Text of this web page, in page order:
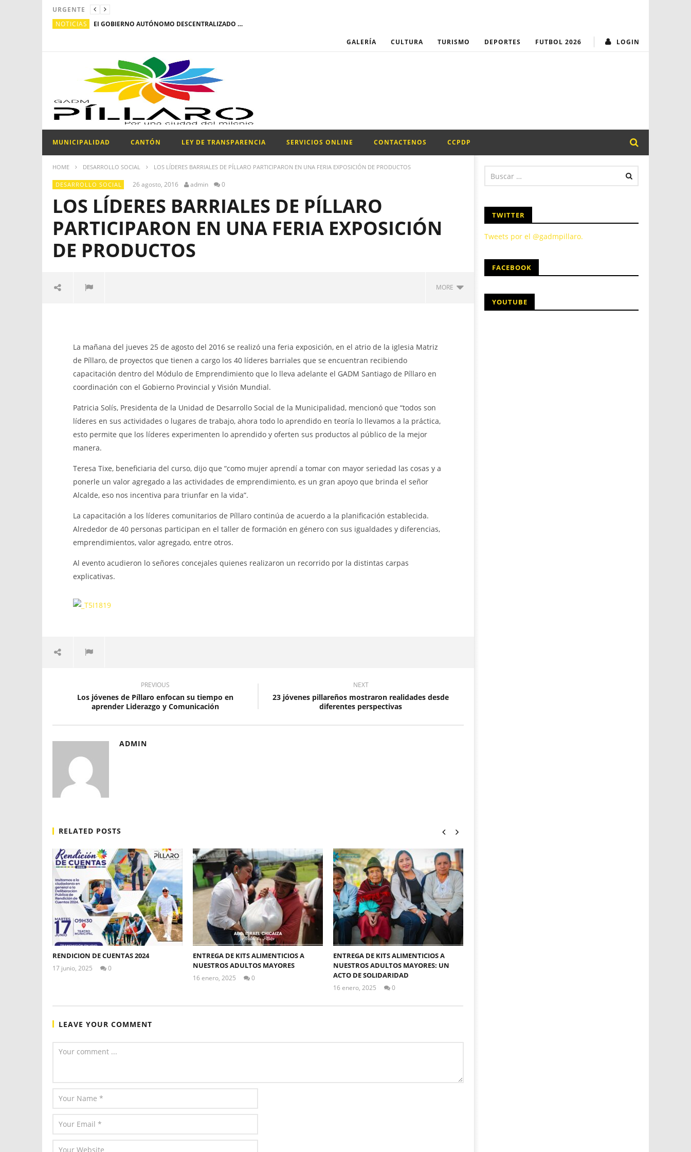
URGENTE
NOTICIAS
El GOBIERNO AUTÓNOMO DESCENTRALIZADO MUNICIPAL DEL CANTÓN SANTIAGO DE PÍLLARO convoca a través del Portal Institucional del Servicio Nacional de Contratación Pública, la participación para el proceso de “CONTRATACIÓN DE UN PROMOTOR PARA LA EJECUCIÓN DEL PROYECTO DE LA CONFRATERNIDAD CULTURAL PILLAREÑA 2026.”
LOGIN
GALERÍA CULTURA TURISMO DEPORTES FUTBOL 2026
MUNICIPALIDAD CANTÓN LEY DE TRANSPARENCIA SERVICIOS ONLINE CONTACTENOS CCPDP
HOME DESARROLLO SOCIAL LOS LÍDERES BARRIALES DE PÍLLARO PARTICIPARON EN UNA FERIA EXPOSICIÓN DE PRODUCTOS
DESARROLLO SOCIAL 26 agosto, 2016 admin 0
LOS LÍDERES BARRIALES DE PÍLLARO
PARTICIPARON EN UNA FERIA EXPOSICIÓN
DE PRODUCTOS
MORE
agosto,
2016
admin
convoca a través del Portal
de Contratación Pública, la
participación para el proceso de
“CONTRATACIÓN DE UN PROMOTOR
PARA LA EJECUCIÓN DEL PROYECTO
DE LA CONFRATERNIDAD CULTURAL
PILLAREÑA 2026.”
26
agosto,
¡Transparencia y participación
La mañana del jueves 25 de agosto del 2016 se realizó una feria exposición, en el atrio de la iglesia Matriz
de Píllaro, de proyectos que tienen a cargo los 40 líderes barriales que se encuentran recibiendo
capacitación dentro del Módulo de Emprendimiento que lo lleva adelante el GADM Santiago de Píllaro en
coordinación con el Gobierno Provincial y Visión Mundial.
Patricia Solís, Presidenta de la Unidad de Desarrollo Social de la Municipalidad, mencionó que “todos son
líderes en sus actividades o lugares de trabajo, ahora todo lo aprendido en teoría lo llevamos a la práctica,
esto permite que los líderes experimenten lo aprendido y oferten sus productos al público de la mejor
manera.
Teresa Tixe, beneficiaria del curso, dijo que “como mujer aprendí a tomar con mayor seriedad las cosas y a
ponerle un valor agregado a las actividades de emprendimiento, es un gran apoyo que brinda el señor
Alcalde, eso nos incentiva para triunfar en la vida”.
La capacitación a los líderes comunitarios de Píllaro continúa de acuerdo a la planificación establecida.
Alrededor de 40 personas participan en el taller de formación en género con sus igualdades y diferencias,
emprendimientos, valor agregado, entre otros.
Al evento acudieron lo señores concejales quienes realizaron un recorrido por la distintas carpas
explicativas.
PREVIOUS
Los jóvenes de Píllaro enfocan su tiempo en
aprender Liderazgo y Comunicación
NEXT
23 jóvenes pillareños mostraron realidades desde
diferentes perspectivas
ADMIN
RELATED POSTS
RENDICION DE CUENTAS 2024
17 junio, 2025
0
ENTREGA DE KITS ALIMENTICIOS A
NUESTROS ADULTOS MAYORES
16 enero, 2025
0
ENTREGA DE KITS ALIMENTICIOS A
NUESTROS ADULTOS MAYORES: UN
ACTO DE SOLIDARIDAD
16 enero, 2025
TIGSE
0
LEAVE YOUR COMMENT
TWITTER
Tweets por el @gadmpillaro.
FACEBOOK
YOUTUBE